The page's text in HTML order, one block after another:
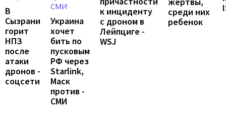
В
Сызрани
горит
НПЗ
после
атаки
дронов -
соцсети
Украина
хочет
бить по
пусковым
РФ через
Starlink,
Маск
против -
СМИ
к инциденту
с дроном в
Лейпциге -
WSJ
среди них
ребенок